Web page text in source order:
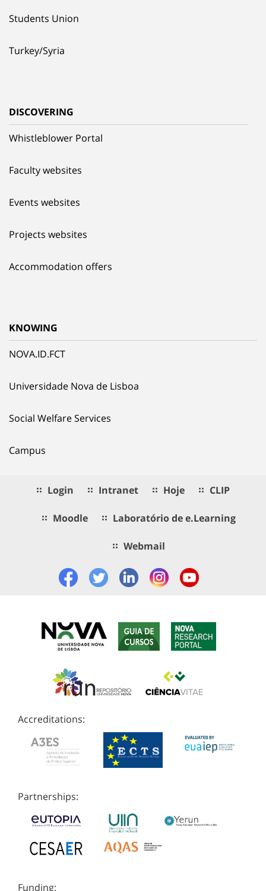
Students Union
Turkey/Syria
DISCOVERING
Whistleblower Portal
Faculty websites
Events websites
Projects websites
Accommodation offers
KNOWING
NOVA.ID.FCT
Universidade Nova de Lisboa
Social Welfare Services
Campus
Login Intranet Hoje CLIP
Moodle Laboratório de e.Learning
Webmail
Accreditations:
Partnerships:
Funding: